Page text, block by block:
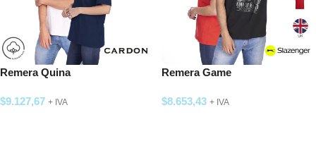
Remera Quina
$9.127,67 + IVA
Remera Game
$8.653,43 + IVA